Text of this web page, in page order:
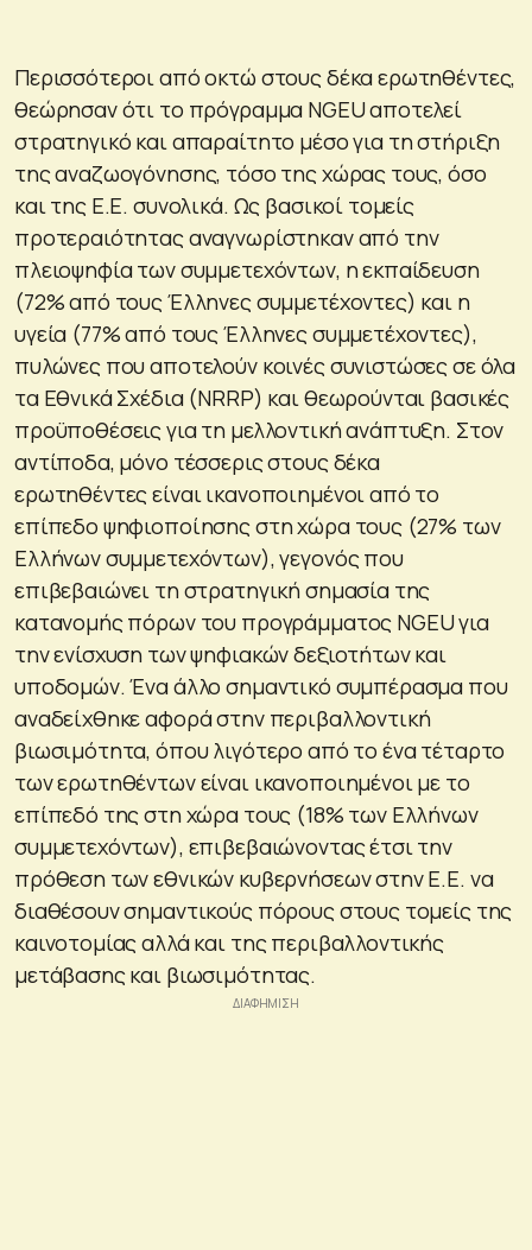
Περισσότεροι από οκτώ στους δέκα ερωτηθέντες,
θεώρησαν ότι το πρόγραμμα NGEU αποτελεί
στρατηγικό και απαραίτητο μέσο για τη στήριξη
της αναζωογόνησης, τόσο της χώρας τους, όσο
και της Ε.Ε. συνολικά. Ως βασικοί τομείς
προτεραιότητας αναγνωρίστηκαν από την
πλειοψηφία των συμμετεχόντων, η εκπαίδευση
(72% από τους Έλληνες συμμετέχοντες) και η
υγεία (77% από τους Έλληνες συμμετέχοντες),
πυλώνες που αποτελούν κοινές συνιστώσες σε όλα
τα Εθνικά Σχέδια (NRRP) και θεωρούνται βασικές
προϋποθέσεις για τη μελλοντική ανάπτυξη. Στον
αντίποδα, μόνο τέσσερις στους δέκα
ερωτηθέντες είναι ικανοποιημένοι από το
επίπεδο ψηφιοποίησης στη χώρα τους (27% των
Ελλήνων συμμετεχόντων), γεγονός που
επιβεβαιώνει τη στρατηγική σημασία της
κατανομής πόρων του προγράμματος NGEU για
την ενίσχυση των ψηφιακών δεξιοτήτων και
υποδομών. Ένα άλλο σημαντικό συμπέρασμα που
αναδείχθηκε αφορά στην περιβαλλοντική
βιωσιμότητα, όπου λιγότερο από το ένα τέταρτο
των ερωτηθέντων είναι ικανοποιημένοι με το
επίπεδό της στη χώρα τους (18% των Ελλήνων
συμμετεχόντων), επιβεβαιώνοντας έτσι την
πρόθεση των εθνικών κυβερνήσεων στην Ε.Ε. να
διαθέσουν σημαντικούς πόρους στους τομείς της
καινοτομίας αλλά και της περιβαλλοντικής
μετάβασης και βιωσιμότητας.